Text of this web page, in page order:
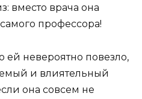
вместо врача она
профессора!
ей невероятно повезло,
и влиятельный
она совсем не